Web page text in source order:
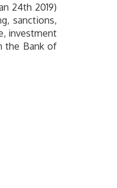
24th 2019)
sanctions,
investment
the Bank of